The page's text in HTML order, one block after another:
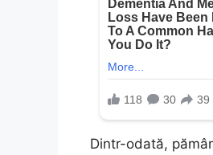
Dintr-odată,